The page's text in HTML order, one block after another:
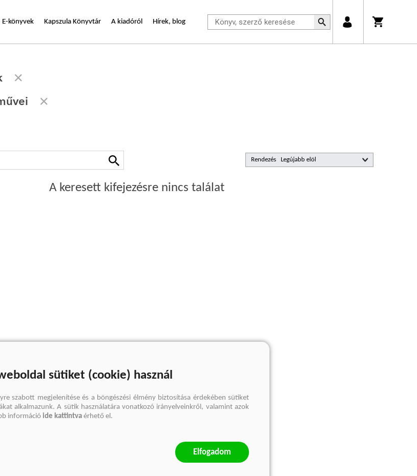
E-könyvek Kapszula Könyvtár A kiadóról Hírek, blog
Rendezés
A keresett kifejezésre nincs találat
sütiket (cookie) használ
szabott megjelenítése és a böngészési élmény biztosítása érdekében sütiket
alkalmazunk. A sütik használatára vonatkozó irányelveinkről, valamint azok
információ ide kattintva érhető el.
Elfogadom